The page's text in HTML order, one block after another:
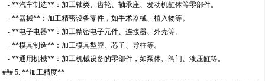
- **汽车制造**：加工轴类、齿轮、轴承座、发动机缸体等零部件。
- **器械**：加工精密设备零件，如手术器械、植入物等。
- **电子电器**：加工精密电子元件、连接器、外壳等。
- **模具制造**：加工模具型腔、芯子、导柱等。
- **通用机械**：加工机械设备的零部件，如泵体、阀门、液压缸等。
### 5. **加工精度**